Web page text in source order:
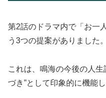
第2話のドラマ内で「お一
う3つの提案がありました。
これは、鳴海の今後の人
づき”として印象的に機能